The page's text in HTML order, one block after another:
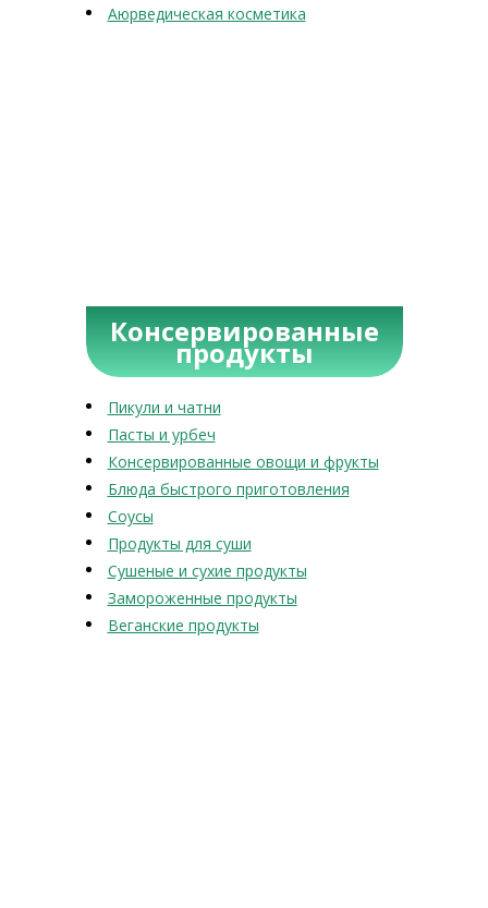
Аюрведическая косметика
Консервированные
продукты
Пикули и чатни
Пасты и урбеч
Консервированные овощи и фрукты
Блюда быстрого приготовления
Соусы
Продукты для суши
Сушеные и сухие продукты
Замороженные продукты
Веганские продукты